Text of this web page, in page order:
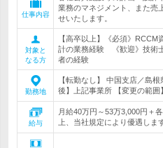
仕事内容
業務のマネジメント、また売
せいたします。
対象と
なる方
【高卒以上】《必須》
計の業務経験 《歓迎》技術
者の経験
勤務地
【転勤なし】 中国支店／島
後】上記事業所 【変更の範囲
給与
月給40万円～53万3,000円＋
上、当社規定により優遇し